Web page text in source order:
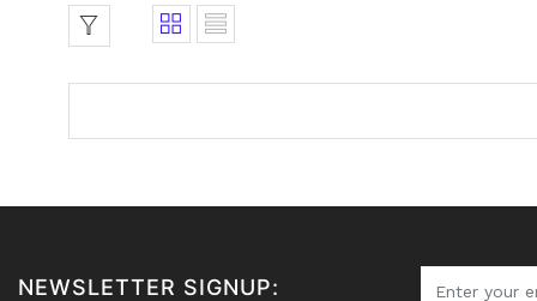
NEWSLETTER SIGNUP: